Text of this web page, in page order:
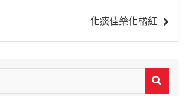
化痰佳藥化橘紅